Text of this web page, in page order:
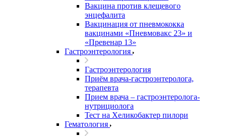
Вакцина против клещевого
энцефалита
Вакцинация от пневмококка
вакцинами «Пневмовакс 23» и
«Превенар 13»
Гастроэнтерология
Гастроэнтерология
Приём врача-гастроэнтеролога,
терапевта
Прием врача – гастроэнтеролога-
нутрициолога
Тест на Хеликобактер пилори
Гематология